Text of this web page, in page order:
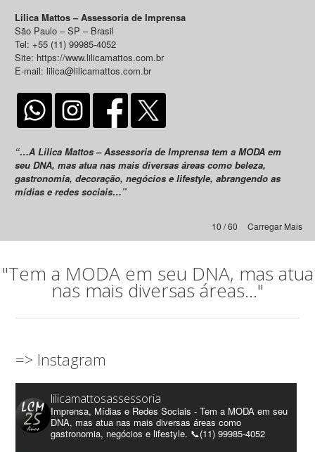
Lilica Mattos – Assessoria de Imprensa
São Paulo – SP – Brasil
Tel: +55 (11) 99985-4052
Site: https://www.lilicamattos.com.br
E-mail: lilica@lilicamattos.com.br
“…A Lilica Mattos – Assessoria de Imprensa tem a MODA em
seu DNA, mas atua nas mais diversas áreas como beleza,
gastronomia, decoração, negócios e lifestyle, abrangendo as
mídias e redes sociais…”
Carregar Mais
10 / 60
"Tem a MODA em seu DNA, mas atua
nas mais diversas áreas..."
=> Instagram
lilicamattosassessoria
Imprensa, Mídias e Redes Sociais - Tem a MODA em seu
DNA, mas atua nas mais diversas áreas como
gastronomia, negócios e lifestyle. 📞(11) 99985-4052